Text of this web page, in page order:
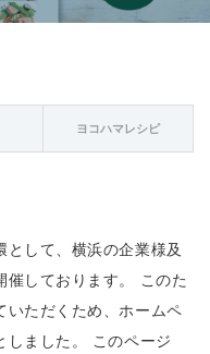
ヨコハマレシピ
として、横浜の企業様及
催しております。 このた
いただくため、ホームペ
しました。 このページ